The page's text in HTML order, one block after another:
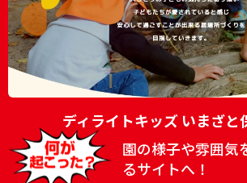
ディライトキッズ いまざと
園の様子や雰囲気
るサイトへ！